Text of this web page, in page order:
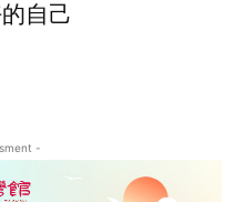
自己
-